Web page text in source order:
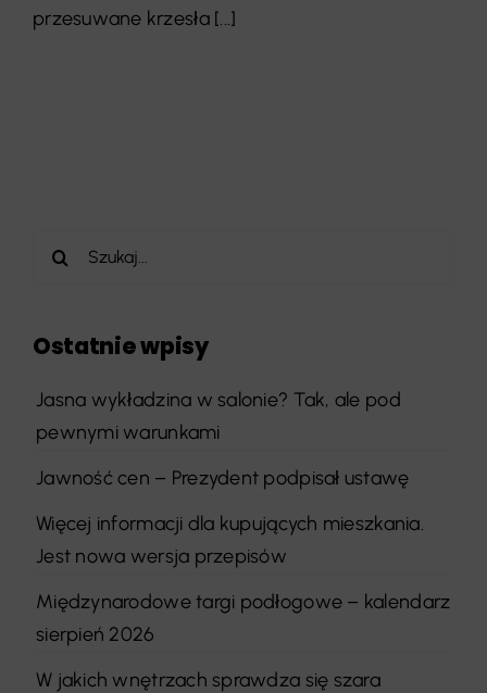
przesuwane krzesła [...]
Szukaj
Ostatnie wpisy
Jasna wykładzina w salonie? Tak, ale pod
pewnymi warunkami
Jawność cen – Prezydent podpisał ustawę
Więcej informacji dla kupujących mieszkania.
Jest nowa wersja przepisów
Międzynarodowe targi podłogowe – kalendarz
sierpień 2026
W jakich wnętrzach sprawdza się szara